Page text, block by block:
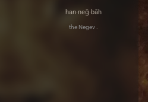
han·neḡ·bāh
the Negev .